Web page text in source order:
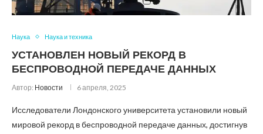
Наука Наука и техника
УСТАНОВЛЕН НОВЫЙ РЕКОРД В
БЕСПРОВОДНОЙ ПЕРЕДАЧЕ ДАННЫХ
Автор: Новости 6 апреля, 2025
Исследователи Лондонского университета установили новый
мировой рекорд в беспроводной передаче данных, достигнув